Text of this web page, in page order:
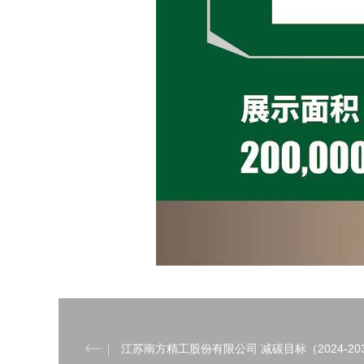
江苏南方精工股份有限公司 减碳目标（2024-